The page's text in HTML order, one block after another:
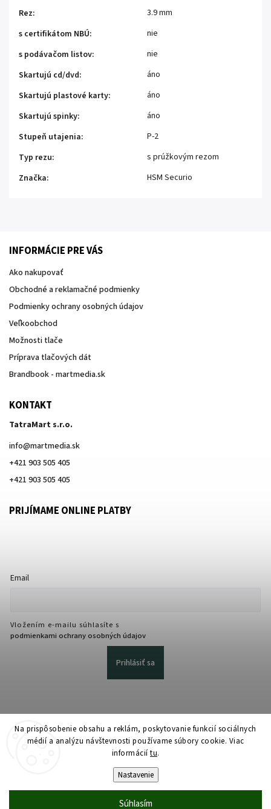
Na prispôsobenie obsahu a reklám, poskytovanie funkcií sociálnych
médií a analýzu návštevnosti používame súbory cookie. Viac
informáciítu.
Nastavenie
Súhlasím
Rez:
3.9 mm
s certifikátom NBÚ:
nie
s podávačom listov:
nie
Skartujú cd/dvd:
áno
Skartujú plastové karty:
áno
Skartujú spinky:
áno
Stupeň utajenia:
P-2
Typ rezu:
s prúžkovým rezom
Značka: HSM Securio
INFORMÁCIE PRE VÁS
Ako nakupovať
Obchodné a reklamačné podmienky
Podmienky ochrany osobných údajov
Veľkoobchod
Možnosti tlače
Príprava tlačových dát
Brandbook - martmedia.sk
KONTAKT
TatraMart s.r.o.
info@martmedia.sk
+421 903 505 405
+421 903 505 405
PRIJÍMAME ONLINE PLATBY
Email
Vložením e-mailu súhlasíte s
podmienkami ochrany osobných údajov
Prihlásiť sa
Upraviť nastavenie cookies